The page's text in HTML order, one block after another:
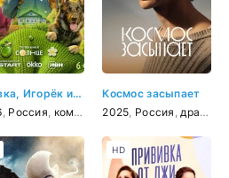
Оливка, Игорёк и Рекс
Россия комедия ,семейный
Космос засыпает
2025 Россия драма
HD